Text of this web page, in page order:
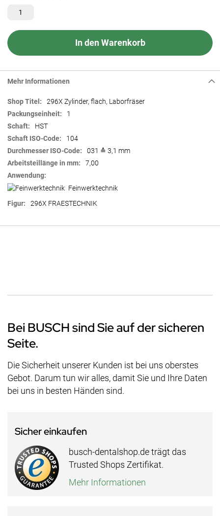
In den Warenkorb
Mehr Informationen
Mehr
Informationen
296X Zylinder, flach, Laborfräser
1
HST
104
031 ≙ 3,1 mm
7,00
Feinwerktechnik
296X FRAESTECHNIK
Bei BUSCH sind Sie auf der sicheren
Seite.
Die Sicherheit unserer Kunden ist bei uns oberstes
Gebot. Darum tun wir alles, damit Sie und Ihre Daten
bei uns in besten Händen sind.
Sicher einkaufen
busch-dentalshop.de trägt das
Trusted Shops Zertifikat.
Mehr Informationen